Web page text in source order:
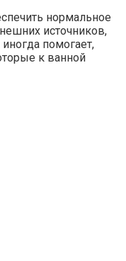
нормальное
источников,
помогает,
к ванной